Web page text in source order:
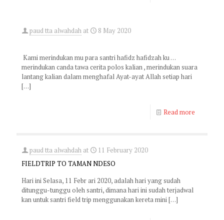
paud tta alwahdah at 8 May 2020
Kami merindukan mu para santri hafidz hafidzah ku …
merindukan canda tawa cerita polos kalian , merindukan suara
lantang kalian dalam menghafal Ayat-ayat Allah setiap hari
[…]
Read more
paud tta alwahdah at
11 February 2020
FIELDTRIP TO TAMAN NDESO
Hari ini Selasa, 11 Febr ari 2020, adalah hari yang sudah
ditunggu-tunggu oleh santri, dimana hari ini sudah terjadwal
kan untuk santri field trip menggunakan kereta mini […]